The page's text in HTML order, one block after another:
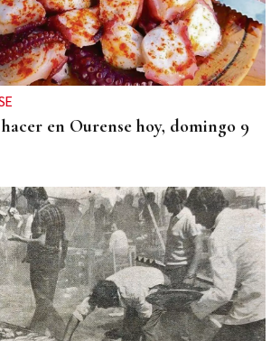
el sosias, Donald Trump, no quiso
de la Festa do Boi de
en Ourense hoy, domingo 9